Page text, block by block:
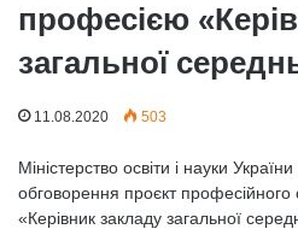
професією
загальної
11.08.2020 503
Міністерство освіти і науки
обговорення проєкт
«Керівник закладу загальної